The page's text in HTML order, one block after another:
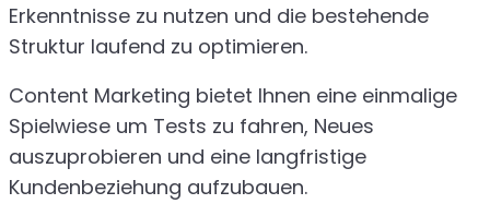
Erkenntnisse zu nutzen und die bestehende
Struktur laufend zu optimieren.
Content Marketing bietet Ihnen eine einmalige
Spielwiese um Tests zu fahren, Neues
auszuprobieren und eine langfristige
Kundenbeziehung aufzubauen.